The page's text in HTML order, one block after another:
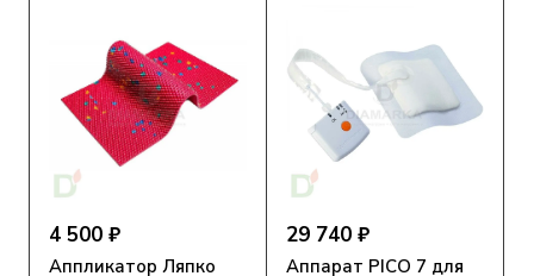
4 500 ₽
Аппликатор Ляпко
29 740 ₽
Аппарат PICO 7 для